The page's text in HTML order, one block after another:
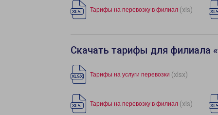
Тарифы на перевозку в филиал (xls)
Скачать тарифы для филиала
Тарифы на услуги перевозки (xlsx)
Тарифы на перевозку в филиал (xls)